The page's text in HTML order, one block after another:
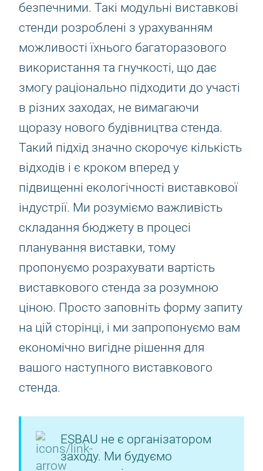
безпечними. Такі модульні виставкові
стенди розроблені з урахуванням
можливості їхнього багаторазового
використання та гнучкості, що дає
змогу раціонально підходити до участі
в різних заходах, не вимагаючи
щоразу нового будівництва стенда.
Такий підхід значно скорочує кількість
відходів і є кроком вперед у
підвищенні екологічності виставкової
індустрії. Ми розуміємо важливість
складання бюджету в процесі
планування виставки, тому
пропонуємо розрахувати вартість
виставкового стенда за розумною
ціною. Просто заповніть форму запиту
на цій сторінці, і ми запропонуємо вам
економічно вигідне рішення для
вашого наступного виставкового
стенда.
ESBAU не є організатором
заходу. Ми будуємо